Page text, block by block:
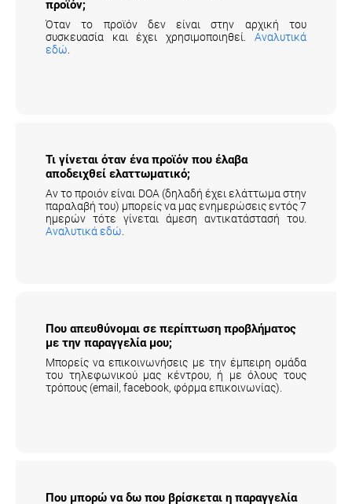
Όταν το προϊόν δεν είναι στην αρχική του
συσκευασία και έχει χρησιμοποιηθεί.
Αναλυτικά
εδώ.
αποδειχθεί ελαττωματικό;
Αν το προιόν είναι DOA (δηλαδή έχει ελάττωμα στην
παραλαβή του) μπορείς να μας ενημερώσεις εντός 7
ημερών τότε γίνεται άμεση αντικατάστασή του.
Αναλυτικά εδώ .
με την παραγγελία μου;
Μπορείς να επικοινωνήσεις με την έμπειρη ομάδα
του τηλεφωνικού μας κέντρου, ή με όλους τους
τρόπους (email, facebook, φόρμα επικοινωνίας).
παραγγελία μου;